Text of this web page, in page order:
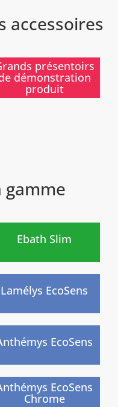
accessoires
)
présentoirs
démonstration
produit
gamme
Ebath Slim
Lamélys EcoSens
EcoSens
EcoSens
Chrome